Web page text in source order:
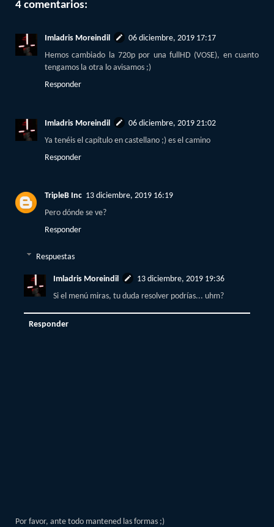
4 comentarios:
Imladris Moreindil
06 diciembre, 2019 17:17
Hemos cambiado la 720p por una fullHD (VOSE), en cuanto
tengamos la otra lo avisamos ;)
Responder
Imladris Moreindil
06 diciembre, 2019 21:02
Ya tenéis el capítulo en castellano ;) es el camino
Responder
TripleB Inc 13 diciembre, 2019 16:19
Pero dónde se ve?
Responder
Respuestas
Imladris Moreindil
13 diciembre, 2019 19:36
Si el menú miras, tu duda resolver podrías... uhm?
Responder
Por favor, ante todo mantened las formas ;)